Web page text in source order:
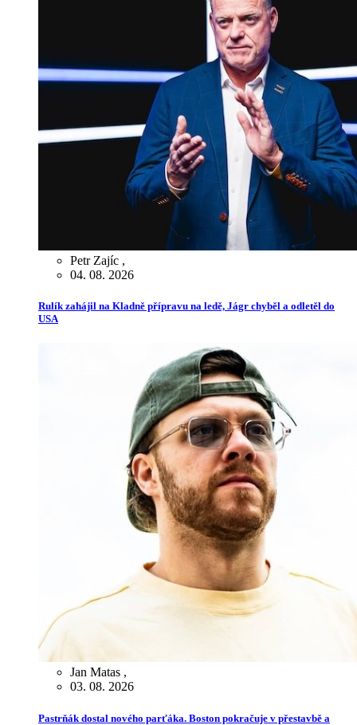
Petr Zajíc ,
04. 08. 2026
Rulík zahájil na Kladně přípravu na ledě, Jágr chyběl a odletěl do
USA
Jan Matas ,
03. 08. 2026
Pastrňák dostal nového parťáka. Boston pokračuje v přestavbě a